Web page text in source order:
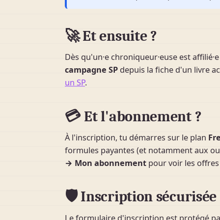
🚀 Et ensuite ?
Dès qu'un·e chroniqueur·euse est
campagne SP depuis la fiche d'un livre
un SP.
💳 Et l'abonnement ?
À l'inscription, tu démarres sur le plan
formules payantes (et notamment aux
→ Mon abonnement pour voir les
🛡 Inscription sécurisée
Le formulaire d'inscription est protégé